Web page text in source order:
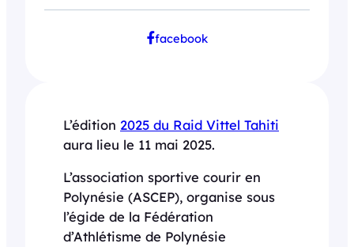
L’édition 2025 du Raid Vittel Tahiti
aura lieu le 11 mai 2025.
L’association sportive courir en
Polynésie (ASCEP), organise sous
l’égide de la Fédération
d’Athlétisme de Polynésie
facebook